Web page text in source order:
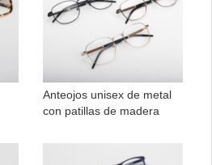
Anteojos unisex de metal
con patillas de madera